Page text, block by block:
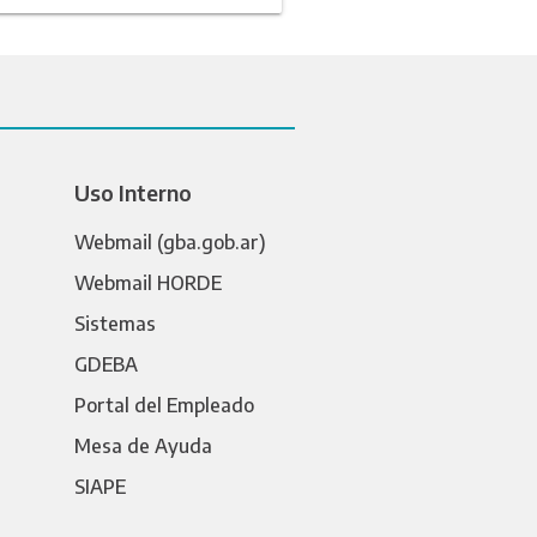
Uso Interno
Webmail (gba.gob.ar)
Webmail HORDE
Sistemas
GDEBA
Portal del Empleado
Mesa de Ayuda
SIAPE